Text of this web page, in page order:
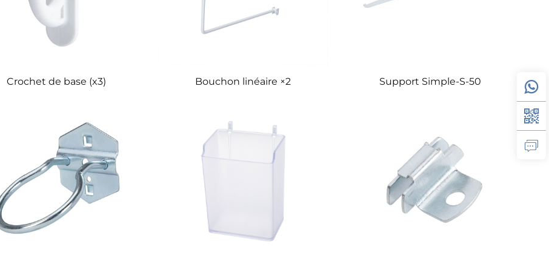
Crochet de base (x3) Bouchon linéaire ×2 Support Simple-S-50